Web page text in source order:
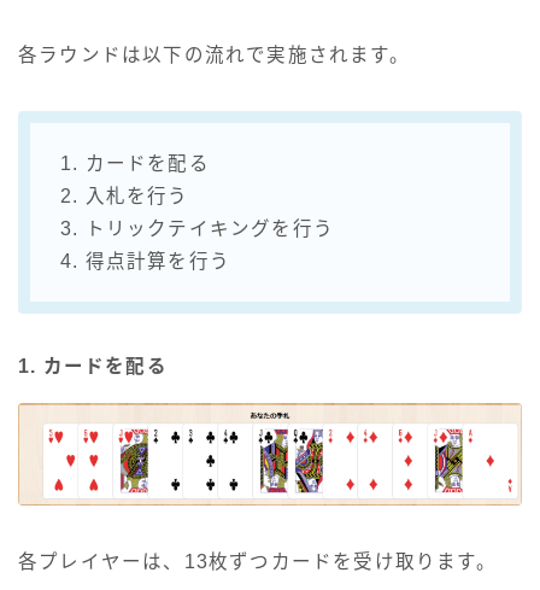
各ラウンドは以下の流れで実施されます。
1. カードを配る
2. 入札を行う
3. トリックテイキングを行う
4. 得点計算を行う
1. カードを配る
各プレイヤーは、13枚ずつカードを受け取ります。